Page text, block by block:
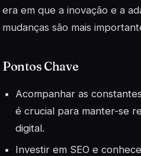
era em que a inovação e a
mudanças são mais
Pontos Chave
Acompanhar as
é crucial para manter-se
digital.
Investir em SEO e